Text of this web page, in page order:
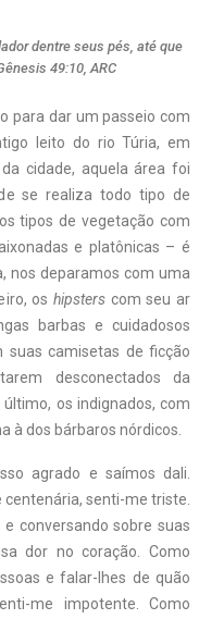
dentre seus pés, até que
49:10, ARC
para dar um passeio com
leito do rio Túria, em
cidade, aquela área foi
se realiza todo tipo de
tipos de vegetação com
e platônicas – é
nos deparamos com uma
os hipsters com seu ar
barbas e cuidadosos
suas camisetas de ficção
desconectados da
os indignados, com
à dos bárbaros nórdicos.
agrado e saímos dali.
senti-me triste.
conversando sobre suas
dor no coração. Como
e falar-lhes de quão
me impotente. Como